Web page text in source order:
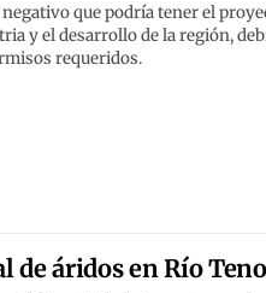
que podría tener el
y el desarrollo de la región,
requeridos.
de áridos en Río Teno